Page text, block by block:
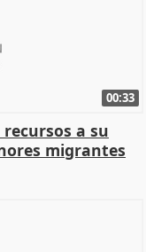
00:33
a su
migrantes